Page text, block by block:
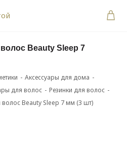
Beauty Sleep 7
- Аксессуары для дома -
для волос - Резинки для волос -
волос Beauty Sleep 7 мм (3 шт)